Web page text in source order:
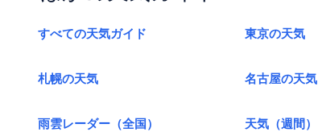
すべての天気ガイド 東京の天気
札幌の天気 名古屋の天気
雨雲レーダー（全国） 天気（週間）